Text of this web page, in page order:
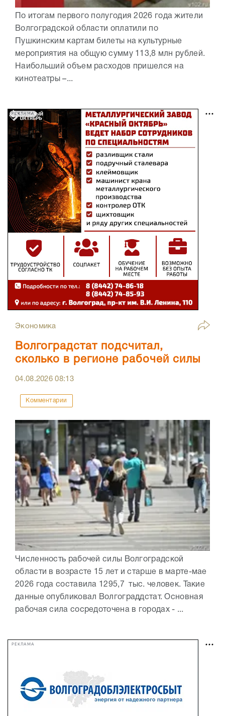
По итогам первого полугодия 2026 года жители
Волгоградской области оплатили по
Пушкинским картам билеты на культурные
мероприятия на общую сумму 113,8 млн рублей.
Наибольший объем расходов пришелся на
кинотеатры –...
РЕКЛАМА
Экономика
Волгоградстат подсчитал,
сколько в регионе рабочей силы
04.08.202608:13
Комментарии
Численность рабочей силы Волгоградской
области в возрасте 15 лет и старше в марте-мае
2026 года составила 1295,7 тыс. человек. Такие
данные опубликовал Волгограддстат. Основная
рабочая сила сосредоточена в городах - ...
РЕКЛАМА